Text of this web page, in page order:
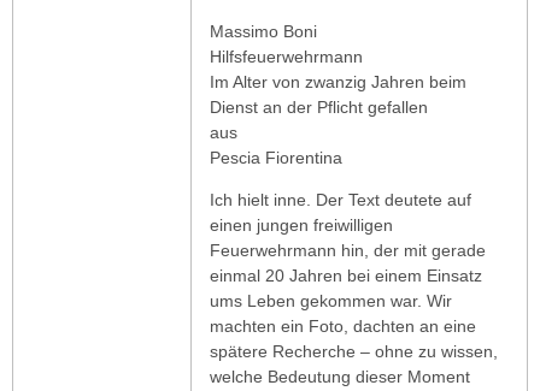
Massimo Boni
Hilfsfeuerwehrmann
Im Alter von zwanzig Jahren beim
Dienst an der Pflicht gefallen
aus
Pescia Fiorentina
Ich hielt inne. Der Text deutete auf
einen jungen freiwilligen
Feuerwehrmann hin, der mit gerade
einmal 20 Jahren bei einem Einsatz
ums Leben gekommen war. Wir
machten ein Foto, dachten an eine
spätere Recherche – ohne zu wissen,
welche Bedeutung dieser Moment